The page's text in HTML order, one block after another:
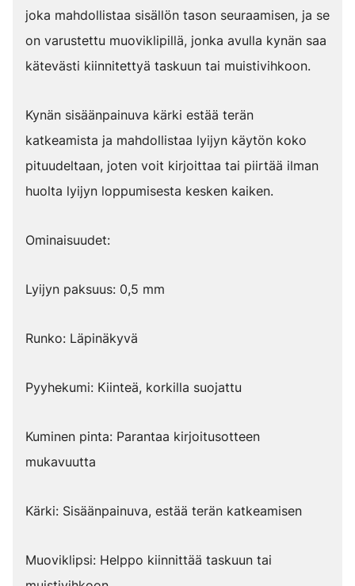
joka mahdollistaa sisällön tason seuraamisen, ja se
on varustettu muoviklipillä, jonka avulla kynän saa
kätevästi kiinnitettyä taskuun tai muistivihkoon.
Kynän sisäänpainuva kärki estää terän
katkeamista ja mahdollistaa lyijyn käytön koko
pituudeltaan, joten voit kirjoittaa tai piirtää ilman
huolta lyijyn loppumisesta kesken kaiken.
Ominaisuudet:
Lyijyn paksuus: 0,5 mm
Runko: Läpinäkyvä
Pyyhekumi: Kiinteä, korkilla suojattu
Kuminen pinta: Parantaa kirjoitusotteen
mukavuutta
Kärki: Sisäänpainuva, estää terän katkeamisen
Muoviklipsi: Helppo kiinnittää taskuun tai